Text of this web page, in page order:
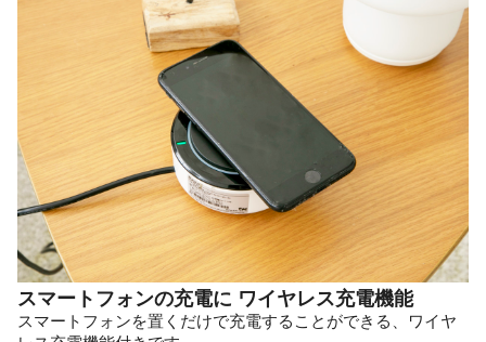
スマートフォンの充電に ワイヤレス充電機能
スマートフォンを置くだけで充電することができる、ワイヤ